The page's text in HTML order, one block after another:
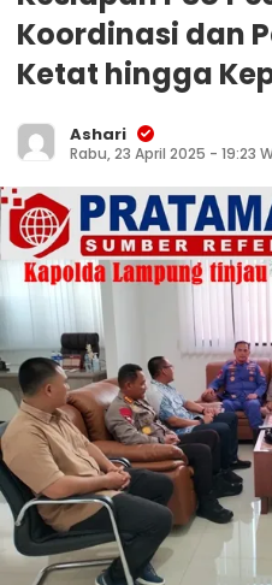
Koordinasi dan
Ketat hingga
Ashari
Rabu, 23 April 2025 - 19:23